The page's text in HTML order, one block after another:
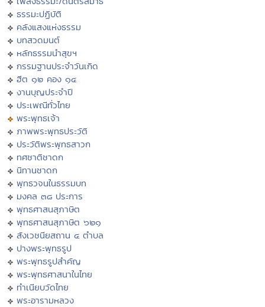
ธรรมะปฏิบัติ
คลังแสงแห่งธรรม
บทสวดมนต์
หลักธรรมนำสุขฯ
กรรมฐานประจำวันเกิด
ฮีต ๑๒ คอง ๑๔
งานบุญประจำปี
ประเพณีทั่วไทย
พระพุทธเจ้า
ภาพพระพุทธประวัติ
ประวัติพระพุทธสาวก
ทศชาติชาดก
นิทานชาดก
พุทธวจนในธรรมบท
มงคล ๓๘ ประการ
พุทธศาสนสุภาษิต
พุทธศาสนสุภาษิต ๖๒๑
สังเวชนียสถาน ๔ ตำบล
ปางพระพุทธรูป
พระพุทธรูปสำคัญ
พระพุทธศาสนาในไทย
ทำเนียบวัดไทย
พระอารามหลวง